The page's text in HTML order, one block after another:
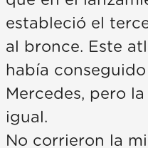
estableció el
al bronce. Este
había
Mercedes, pero
igual.
No corrieron la